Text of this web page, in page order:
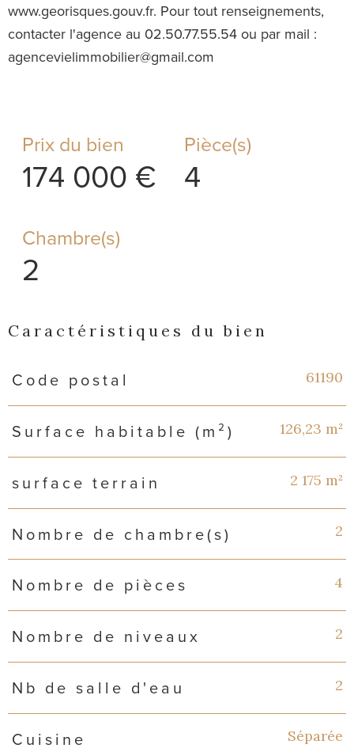
www.georisques.gouv.fr. Pour tout renseignements,
contacter l'agence au 02.50.77.55.54 ou par mail :
agencevielimmobilier@gmail.com
Prix du bien
174 000 €
Pièce(s)
4
Chambre(s)
2
Caractéristiques du bien
Caractéristiques Valeurs
Code postal 61190
Surface habitable (m²) 126,23 m²
surface terrain 2 175 m²
Nombre de chambre(s) 2
Nombre de pièces 4
Nombre de niveaux 2
Nb de salle d'eau 2
Cuisine Séparée